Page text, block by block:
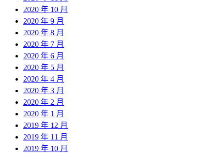
2020 年 10 月
2020 年 9 月
2020 年 8 月
2020 年 7 月
2020 年 6 月
2020 年 5 月
2020 年 4 月
2020 年 3 月
2020 年 2 月
2020 年 1 月
2019 年 12 月
2019 年 11 月
2019 年 10 月